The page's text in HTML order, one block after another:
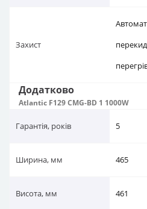
Захист
Додатково
Atlantic F129 CMG-BD 1 1000W
Гарантія, років 5
Ширина, мм 465
Висота, мм 461